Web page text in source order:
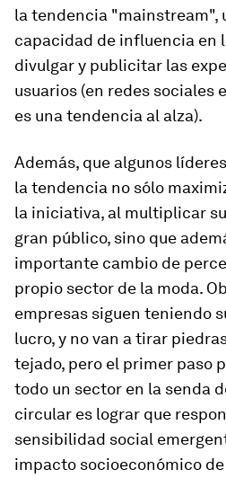
la tendencia "mainstream",
capacidad de influencia en
divulgar y publicitar las
usuarios (en redes sociales
es una tendencia al alza).
Además, que algunos
la tendencia no sólo
la iniciativa, al multiplicar
gran público, sino que
importante cambio de
propio sector de la moda.
empresas siguen teniendo
lucro, y no van a tirar
tejado, pero el primer paso
todo un sector en la senda
circular es lograr que
sensibilidad social
impacto socioeconómico